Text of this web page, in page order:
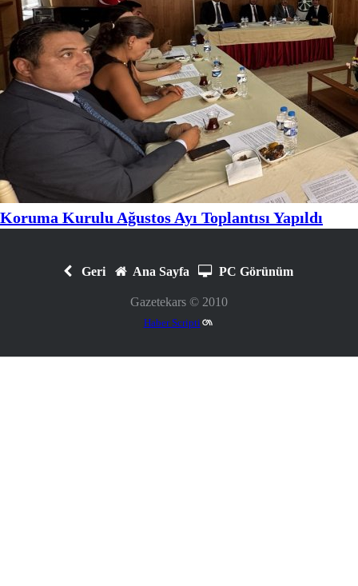
Koruma Kurulu Ağustos Ayı Toplantısı Yapıldı
Geri Ana Sayfa PC Görünüm
Gazetekars © 2010
Haber Scripti